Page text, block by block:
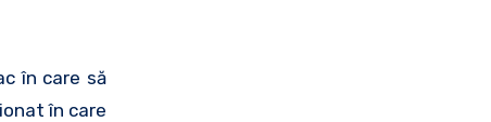
în care să
în care